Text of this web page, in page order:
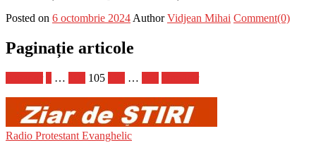
Posted on 6 octombrie 2024 Author Vidjean Mihai Comment(0)
Paginație articole
… 105 …
Radio Protestant Evanghelic